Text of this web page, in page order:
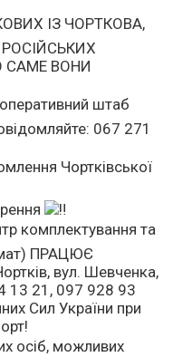
ІЗ ЧОРТКОВА,
РОСІЙСЬКИХ
САМЕ ВОНИ
штаб
067 271
Чортківської
комплектування та
ПРАЦЮЄ
вул. Шевченка,
13 21, 097 928 93
Сил України при
осіб, можливих